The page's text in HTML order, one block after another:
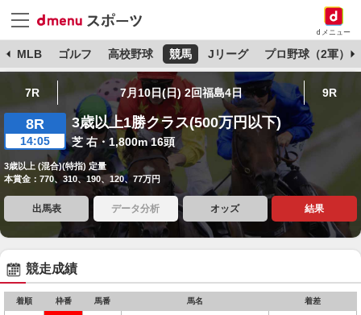
dメニュー
MLB ゴルフ 高校野球 競馬 Jリーグ プロ野球（2軍）
7R 7月10日(日) 2回福島4日 9R
8R
14:05
3歳以上1勝クラス(500万円以下)
芝 右・1,800m 16頭
3歳以上 (混合)(特指) 定量
本賞金：770、310、190、120、77万円
出馬表 データ分析 オッズ 結果
競走成績
着順 枠番 馬番 馬名 着差